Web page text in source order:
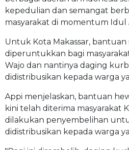
kepedulian dan semangat
masyarakat di momentum Idul
Untuk Kota Makassar,
diperuntukkan bagi
Wajo dan nantinya daging
didistribusikan kepada warga
Appi menjelaskan, bantuan
kini telah diterima masyarakat
dilakukan penyembelihan
didistribusikan kepada warga